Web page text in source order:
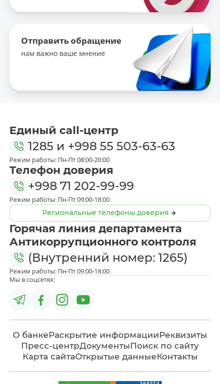
Отправить обращение
нам важно ваше мнение
Единый call-центр
1285 и +998 55 503-63-63
Режим работы: Пн-Пт 08:00-20:00
Телефон доверия
+998 71 202-99-99
Режим работы: Пн-Пт 09:00-18:00
Региональные телефоны доверия
Горячая линия департамента
Антикоррупционного контроля
(Внутренний номер: 1265)
Режим работы: Пн-Пт 09:00-18:00
Мы в соцсетях:
О банкеРаскрытие информацииРеквизиты
Пресс-центрДокументыПоиск по сайту
Карта сайтаОткрытые данныеКонтакты